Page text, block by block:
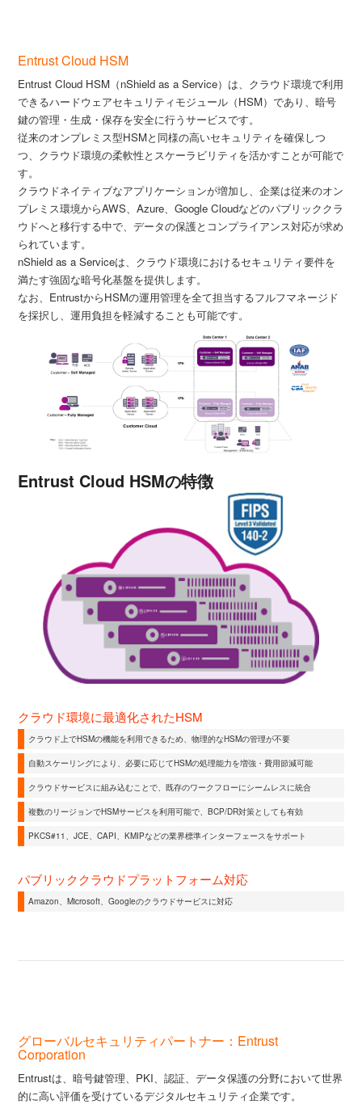
Entrust Cloud HSM
Entrust Cloud HSM（nShield as a Service）は、クラウド環境で利用
できるハードウェアセキュリティモジュール（HSM）であり、暗号
鍵の管理・生成・保存を安全に行うサービスです。
従来のオンプレミス型HSMと同様の高いセキュリティを確保しつ
つ、クラウド環境の柔軟性とスケーラビリティを活かすことが可能で
す。
クラウドネイティブなアプリケーションが増加し、企業は従来のオン
プレミス環境からAWS、Azure、Google Cloudなどのパブリッククラ
ウドへと移行する中で、データの保護とコンプライアンス対応が求め
られています。
nShield as a Serviceは、クラウド環境におけるセキュリティ要件を
満たす強固な暗号化基盤を提供します。
なお、EntrustからHSMの運用管理を全て担当するフルフマネージド
を採択し、運用負担を軽減することも可能です。
Entrust Cloud HSMの特徴
クラウド環境に最適化されたHSM
クラウド上でHSMの機能を利用できるため、物理的なHSMの管理が不要
自動スケーリングにより、必要に応じてHSMの処理能力を増強・費用節減可能
クラウドサービスに組み込むことで、既存のワークフローにシームレスに統合
複数のリージョンでHSMサービスを利用可能で、BCP/DR対策としても有効
PKCS#11、JCE、CAPI、KMIPなどの業界標準インターフェースをサポート
パブリッククラウドプラットフォーム対応
Amazon、Microsoft、Googleのクラウドサービスに対応
グローバルセキュリティパートナー：Entrust
Corporation
Entrustは、暗号鍵管理、PKI、認証、データ保護の分野において世界
的に高い評価を受けているデジタルセキュリティ企業です。